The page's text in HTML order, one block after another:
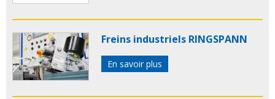
Freins industriels RINGSPANN
En savoir plus